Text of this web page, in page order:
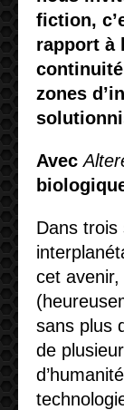
fiction,
rapport à
zones
Avec
Dans trois
cet
sans plus
de